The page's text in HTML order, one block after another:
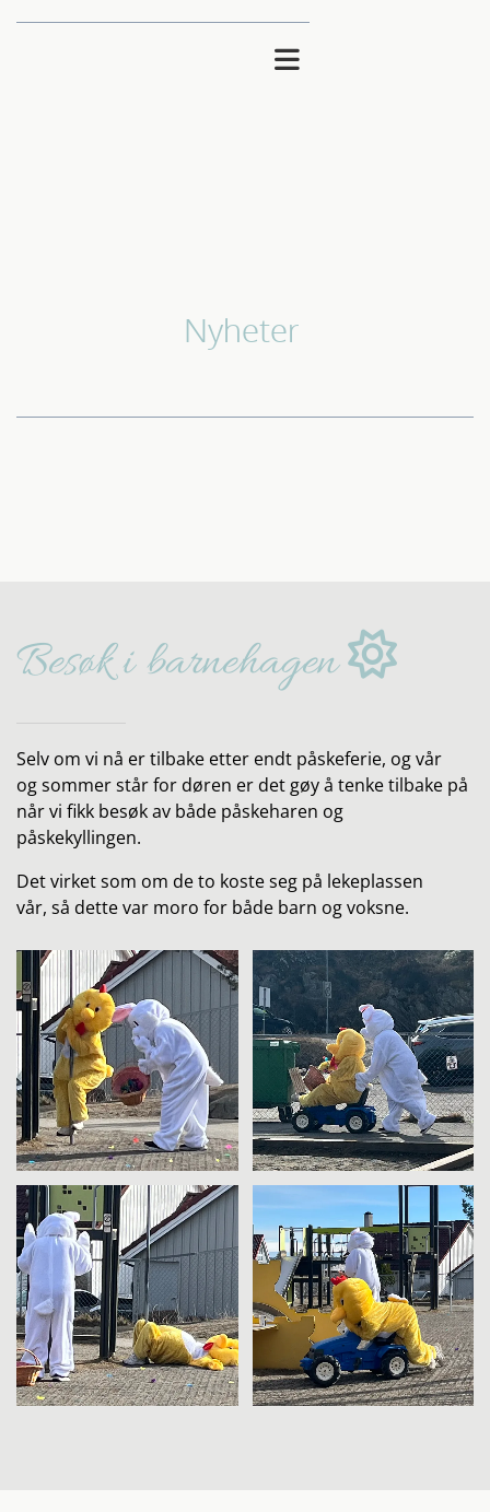
Nyheter
Besøk i barnehagen
Selv om vi nå er tilbake etter endt påskeferie, og vår
og sommer står for døren er det gøy å tenke tilbake på
når vi fikk besøk av både påskeharen og
påskekyllingen.
Det virket som om de to koste seg på lekeplassen
vår, så dette var moro for både barn og voksne.